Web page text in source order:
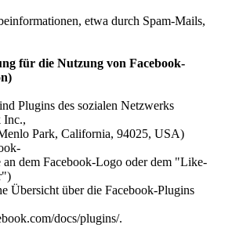
etwa durch Spam-Mails,
für die Nutzung von Facebook-
Plugins des sozialen Netzwerks
Inc.,
Park, California, 94025, USA)
an dem Facebook-Logo oder dem "Like-
Übersicht über die Facebook-Plugins
docs/plugins/.